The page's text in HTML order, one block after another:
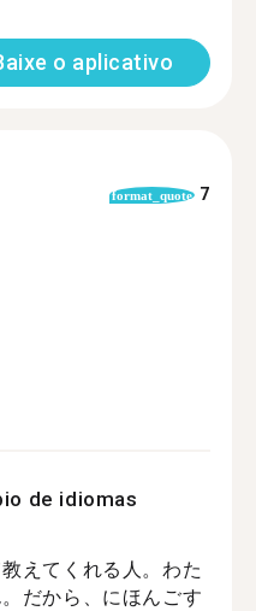
o aplicativo
format_quote 7
de idiomas
えてくれる人。わた
だから、にほんごす